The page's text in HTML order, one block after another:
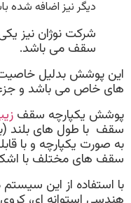
دیگر نیز اضافه شده
شرکت نوژان نیز
سقف می باشد.
این پوشش بدلیل خاصیت
های خاص می باشد و
پوشش یکپارچه سقف
سقف با طول های بلند
به صورت یکپارچه و با
سقف های مختلف با
با استفاده از این